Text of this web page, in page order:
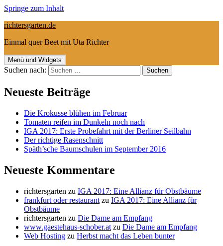
Springe zum Inhalt
richtersgarten.de
Einmal quer Beet mit Uta Richter
Menü und Widgets
Suchen nach:
Neueste Beiträge
Die Krokusse blühen im Februar
Tomaten reifen im Dunkeln noch nach
IGA 2017: Erste Probefahrt mit der Berliner Seilbahn
Der richtige Rasenschnitt
Späth’sche Baumschulen im September 2016
Neueste Kommentare
richtersgarten zu IGA 2017: Eine Allianz für Obstbäume
frankfurt oder restaurant zu IGA 2017: Eine Allianz für
Obstbäume
richtersgarten zu Die Dame am Empfang
www.gaestehaus-schober.at zu Die Dame am Empfang
Web Hosting zu Herbst macht das Leben bunter